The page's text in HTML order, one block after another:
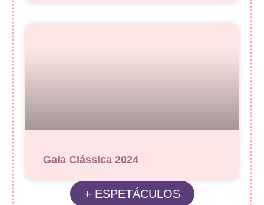
Gala Clássica 2024
+ ESPETÁCULOS